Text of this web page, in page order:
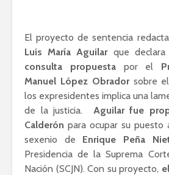
El proyecto de sentencia
Luis María Aguilarque declara
consulta propuestapor el
Manuel López Obradorsobre el
los expresidentes implica una
de la justicia. Aguilar fue
Calderón para ocupar su
sexenio de Enrique Peña
Presidencia de la Suprema
Nación (SCJN). Con su proyecto,